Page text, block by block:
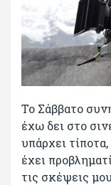
Το Σάββατο
έχω δει στο
υπάρχει
έχει
τις σκέψεις